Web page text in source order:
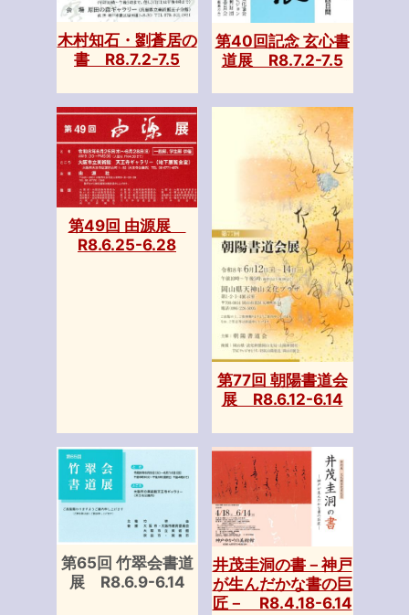
木村知石・劉蒼居の
書 R8.7.2-7.5
第40回記念 玄心書
道展 R8.7.2-7.5
第49回 由源展
R8.6.25-6.28
第77回 朝陽書道会
展 R8.6.12-6.14
第65回 竹翠会書道
展 R8.6.9-6.14
井茂圭洞の書－神戸
が生んだかな書の巨
匠－ R8.4.18-6.14